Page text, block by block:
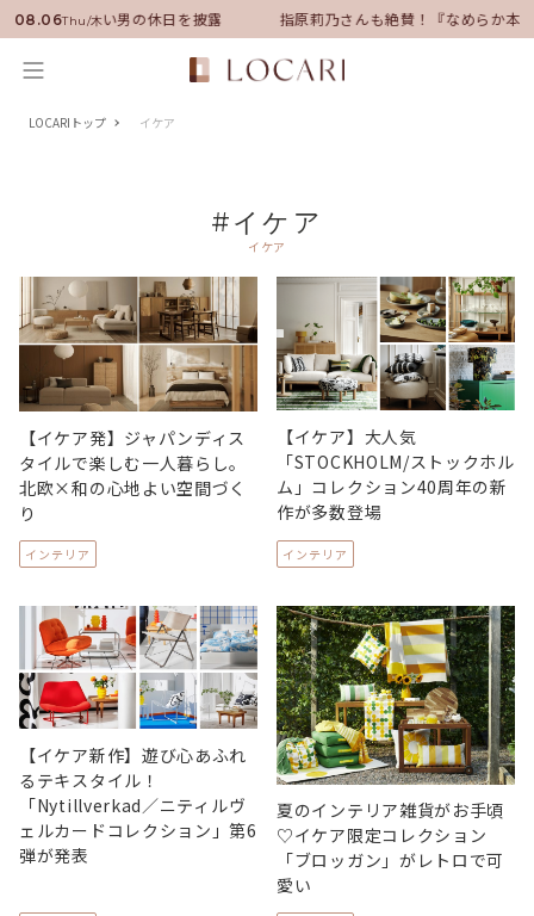
08.06Thu/木
に就任！いい男の休日を披露 指原莉乃さんも絶賛！『なめらか本
LOCARIトップ イケア
#イケア
イケア
【イケア発】ジャパンディス
タイルで楽しむ一人暮らし。
北欧×和の心地よい空間づく
り
インテリア
【イケア】大人気
「STOCKHOLM/ストックホル
ム」コレクション40周年の新
作が多数登場
インテリア
【イケア新作】遊び心あふれ
るテキスタイル！
「Nytillverkad／ニティルヴ
ェルカードコレクション」第6
弾が発表
夏のインテリア雑貨がお手頃
♡イケア限定コレクション
「ブロッガン」がレトロで可
愛い